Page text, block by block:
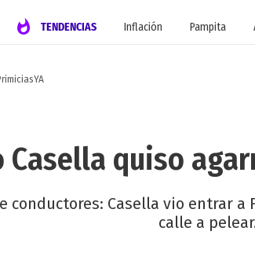
TENDENCIAS Inflación Pampita
Casella quiso
conductores: Casella vio entrar
calle a